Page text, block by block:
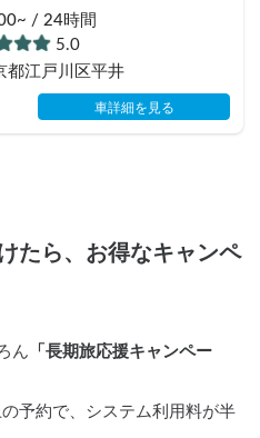
もご一緒に🐕　初キャンピン
🔰　音楽フェス・ソロキャ
子会・夫婦二人旅・ワンコ旅
スメ
/ 24時間
5.0
都江戸川区平井
車詳細を見る
たら、お得なキャンペ
ん 「長期旅応援キャンペー
予約で、システム利用料が半